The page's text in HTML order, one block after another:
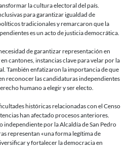
la cultura electoral del país.
para garantizar igualdad de
tradicionales y remarcaron que la
es un acto de justicia democrática.
de garantizar representación en
cantones, instancias clave para velar por la
También enfatizaron la importancia de que
reconocer las candidaturas independientes
humano a elegir y ser electo.
históricas relacionadas con el Censo
han afectado procesos anteriores.
por la Alcaldía de San Pedro
representan «una forma legítima de
y fortalecer la democracia en